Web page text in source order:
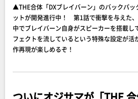
▲THE合体「DXブレイバーン」のバックパ
ットが開発進行中！ 第1話で衝撃を与えた
中でブレイバーン自身がスピーカーを搭載し
フェクトを流しているという特殊な設定が活
作再現が楽しめるぞ！